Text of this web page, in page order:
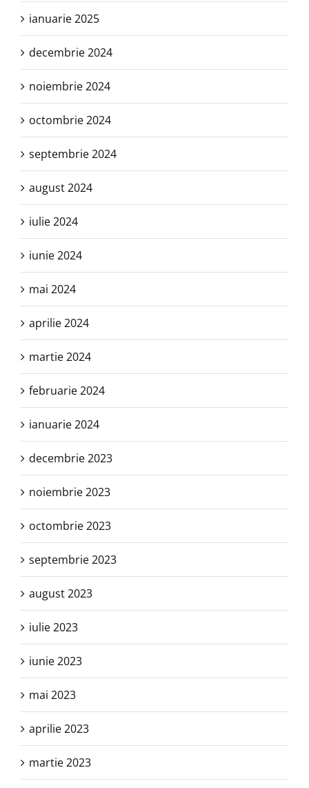
ianuarie 2025
decembrie 2024
noiembrie 2024
octombrie 2024
septembrie 2024
august 2024
iulie 2024
iunie 2024
mai 2024
aprilie 2024
martie 2024
februarie 2024
ianuarie 2024
decembrie 2023
noiembrie 2023
octombrie 2023
septembrie 2023
august 2023
iulie 2023
iunie 2023
mai 2023
aprilie 2023
martie 2023